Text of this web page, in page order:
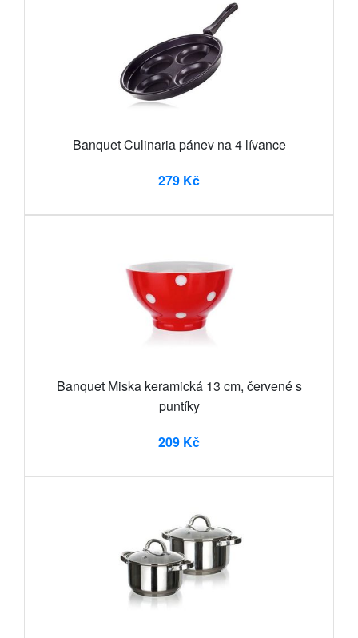
Banquet Culinaria pánev na 4 lívance
279 Kč
Banquet Miska keramická 13 cm, červené s
puntíky
209 Kč